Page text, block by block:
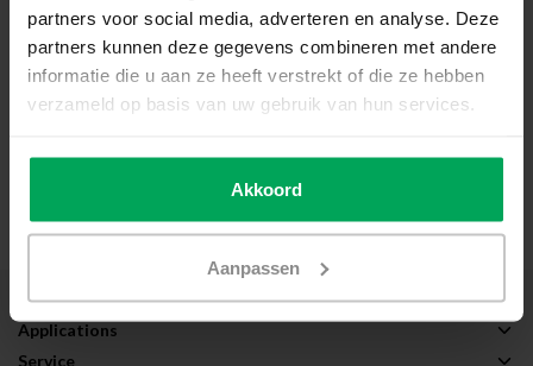
partners voor social media, adverteren en analyse. Deze
partners kunnen deze gegevens combineren met andere
informatie die u aan ze heeft verstrekt of die ze hebben
verzameld op basis van uw gebruik van hun services.
Akkoord
Aanpassen
Dubbelglas & Gelaagd
About Scalasol®
Applications
Service